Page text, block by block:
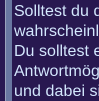
Solltest du
Du solltest
und dabei